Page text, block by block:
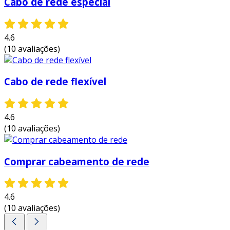
crescimento e a adaptação da infraestrutura de
tecnologia da informação. aqui estão alguns
dos principais benefícios:
confiabilidade:
proporciona uma conexão estável e
menos suscetível a falhas quando
comparado a conexões sem fio, que
podem sofrer interferência e limitações de
capacidade de largura de banda:
de qualidade, como o cat6 e a fibra ótica,
suportam altas velocidades de
transferência de dados, atendendo às
crescentes demandas de aplicações e
flexibilidade e escalabilidade:
sistema de cabeamento bem planejado
4.6
(10 avaliações)
Cabo de rede flexível
4.6
(10 avaliações)
Comprar cabeamento de rede
4.6
(10 avaliações)